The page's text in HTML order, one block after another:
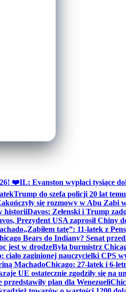
❤️IL: Evanston wypłaci tysiące
Trump do szefa policji 20 lat
się rozmowy w Abu Zabi
historiiDavos: Zełenski i Trump
Prezydent USA zaprosił Chiny
„Zabiłem tatę”: 11-latek z
Bears do Indiany? Senat
jest w drodzeByła burmistrz
ciało zaginionej nauczycielki CPS
MachadoChicago: 27-latek i 6-
UE ostatecznie zgodziły się na
przedstawiły plan dla Wenezueli